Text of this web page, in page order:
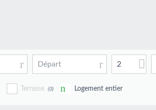
2
Terrasse (0) Logement entier